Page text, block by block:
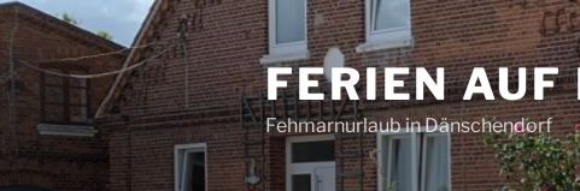
Zum
Inhalt
springen
FERIEN
Fehmarnurlaub in Dänschendorf